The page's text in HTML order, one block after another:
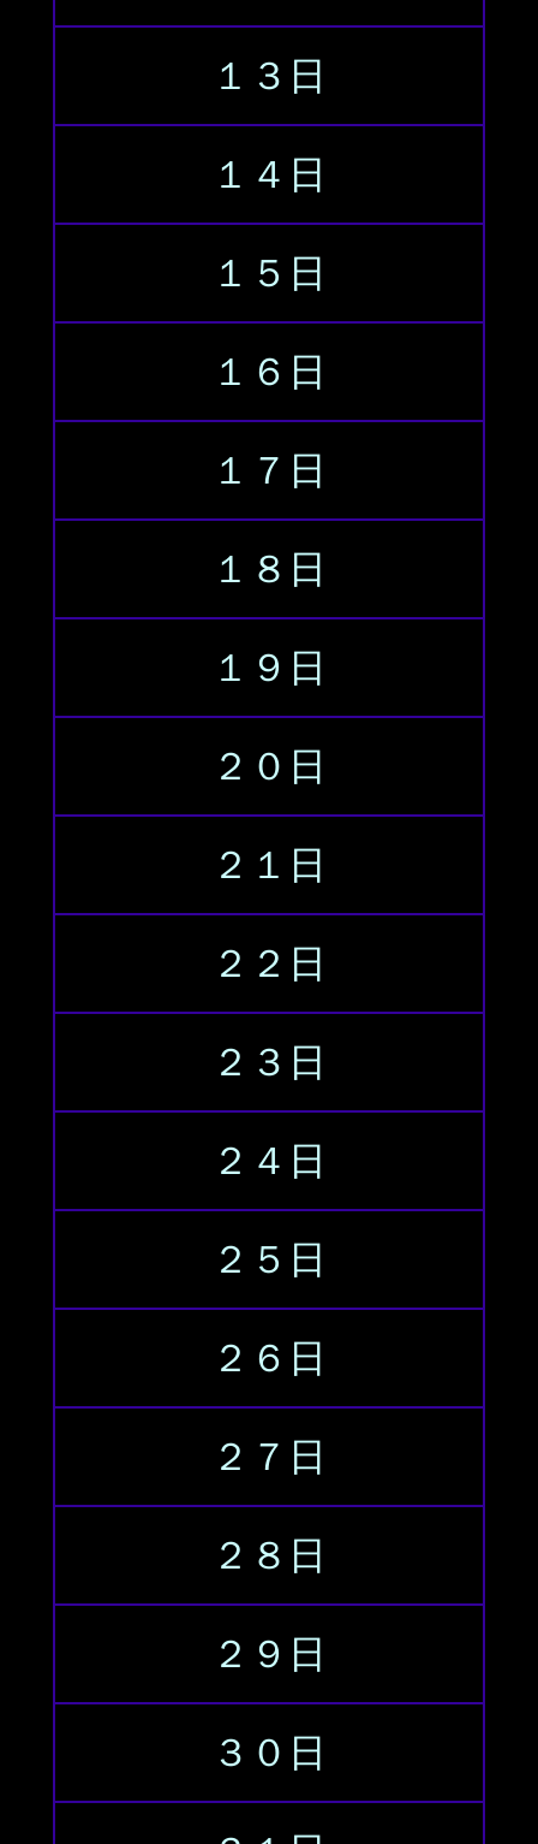
１３日
１４日
１５日
１６日
１７日
１８日
１９日
２０日
２１日
２２日
２３日
２４日
２５日
２６日
２７日
２８日
２９日
３０日